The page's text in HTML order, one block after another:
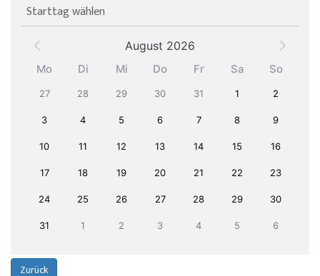
Starttag wählen
August 2026
Mo Di Mi Do Fr Sa So
27 28 29 30 31 1 2
3 4 5 6 7 8 9
10 11 12 13 14 15 16
17 18 19 20 21 22 23
24 25 26 27 28 29 30
31 1 2 3 4 5 6
Zurück